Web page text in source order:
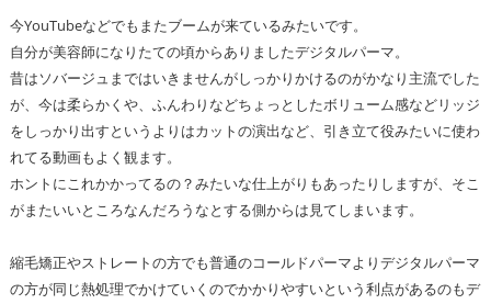
今YouTubeなどでもまたブームが来ているみたいです。
自分が美容師になりたての頃からありましたデジタルパーマ。
昔はソバージュまではいきませんがしっかりかけるのがかなり主流でした
が、今は柔らかくや、ふんわりなどちょっとしたボリューム感などリッジ
をしっかり出すというよりはカットの演出など、引き立て役みたいに使わ
れてる動画もよく観ます。
ホントにこれかかってるの？みたいな仕上がりもあったりしますが、そこ
がまたいいところなんだろうなとする側からは見てしまいます。
縮毛矯正やストレートの方でも普通のコールドパーマよりデジタルパーマ
の方が同じ熱処理でかけていくのでかかりやすいという利点があるのもデ